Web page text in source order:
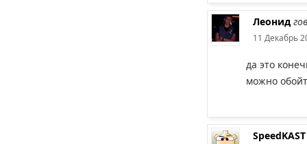
Леонид
11 Декабрь
да это
можно
SpeedKAST